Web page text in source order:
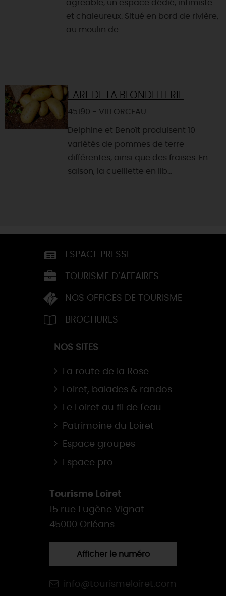
agréable, un espace dédié, intimiste
et chaleureux. Situé en bord de rivière,
au moulin de ...
EARL DE LA BLONDELLERIE
45190 - VILLORCEAU
Delphine et Benoît produisent 10
variétés de pommes de terre
différentes, ainsi que des fraises. En
saison, la cueillette en lib...
ESPACE PRESSE
TOURISME D’AFFAIRES
NOS OFFICES DE TOURISME
BROCHURES
NOS SITES
La route de la Rose
Loiret, balades & randos
Le Loiret au fil de l'eau
Patrimoine du Loiret
Espace groupes
Espace pro
Tourisme Loiret
15 rue Eugène Vignat
45000 Orléans
Afficher le numéro
info@tourismeloiret.com